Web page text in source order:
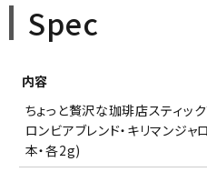
※ギフト対応について
必
須
確認しました
Spec
内容
ちょっと贅沢な珈琲店スティッ
ロンビアブレンド・キリマンジャ
本・各2g)